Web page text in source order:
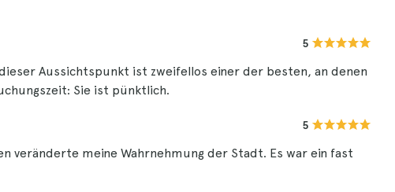
5
Aussichtspunkt ist zweifellos einer der besten, an denen
Sie ist pünktlich.
5
veränderte meine Wahrnehmung der Stadt. Es war ein fast